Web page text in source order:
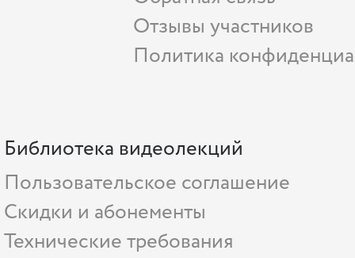
Отзывы участников
Политика
Библиотека видеолекций
Пользовательское соглашение
Скидки и абонементы
Технические требования